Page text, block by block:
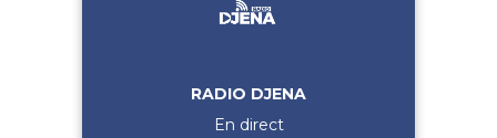
RADIO DJENA
En direct